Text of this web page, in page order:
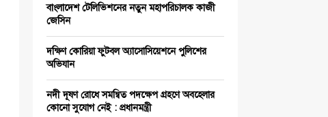
বাংলাদেশ টেলিভিশনের নতুন মহাপরিচালক কাজী
জেসিন
দক্ষিণ কোরিয়া ফুটবল অ্যাসোসিয়েশনে পুলিশের
অভিযান
নদী দূষণ রোধে সমন্বিত পদক্ষেপ গ্রহণে অবহেলার
কোনো সুযোগ নেই : প্রধানমন্ত্রী